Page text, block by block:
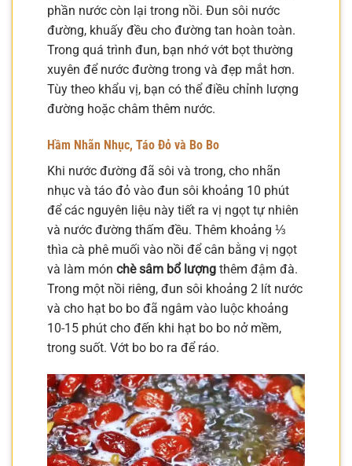
phần nước còn lại trong nồi. Đun sôi nước
đường, khuấy đều cho đường tan hoàn toàn.
Trong quá trình đun, bạn nhớ vớt bọt thường
xuyên để nước đường trong và đẹp mắt hơn.
Tùy theo khẩu vị, bạn có thể điều chỉnh lượng
đường hoặc châm thêm nước.
Hầm Nhãn Nhục, Táo Đỏ và Bo Bo
Khi nước đường đã sôi và trong, cho nhãn
nhục và táo đỏ vào đun sôi khoảng 10 phút
để các nguyên liệu này tiết ra vị ngọt tự nhiên
và nước đường thấm đều. Thêm khoảng ⅓
thìa cà phê muối vào nồi để cân bằng vị ngọt
và làm món chè sâm bổ lượng thêm đậm đà.
Trong một nồi riêng, đun sôi khoảng 2 lít nước
và cho hạt bo bo đã ngâm vào luộc khoảng
10-15 phút cho đến khi hạt bo bo nở mềm,
trong suốt. Vớt bo bo ra để ráo.